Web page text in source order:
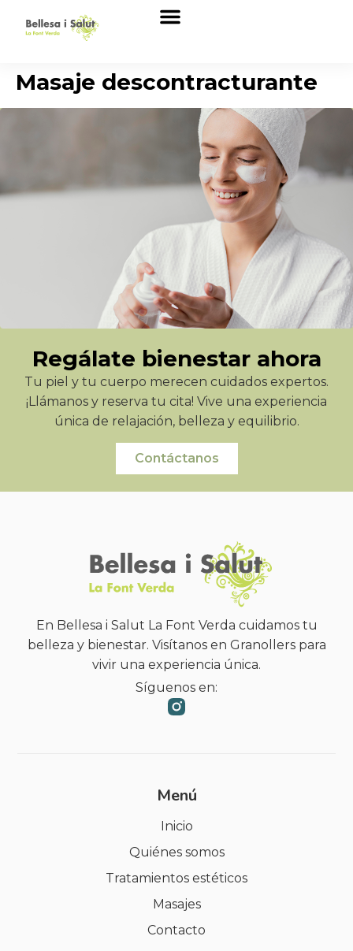
Masaje descontracturante
Regálate bienestar ahora
Tu piel y tu cuerpo merecen cuidados expertos.
¡Llámanos y reserva tu cita! Vive una experiencia
única de relajación, belleza y equilibrio.
Contáctanos
En Bellesa i Salut La Font Verda cuidamos tu
belleza y bienestar. Visítanos en Granollers para
vivir una experiencia única.
Síguenos en:
Menú
Inicio
Quiénes somos
Tratamientos estéticos
Masajes
Contacto